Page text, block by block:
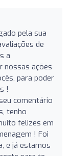
pela sua
de
a
nossas ações
para poder
!
comentário
tenho
felizes em
! Foi
e já estamos